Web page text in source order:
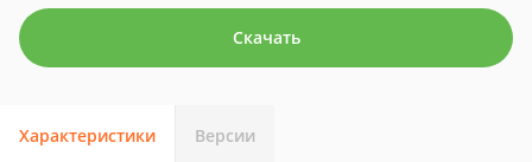
Скачать
Характеристики Версии